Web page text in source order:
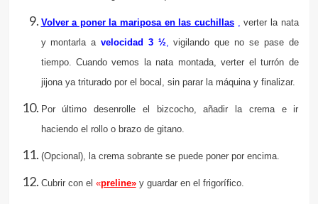
Volver a poner la mariposa en las cuchillas,
verter la nata
y montarla a velocidad 3 ½
vigilando que no se pase de
tiempo. Cuando vemos la nata montada, verter el turrón de
jijona ya triturado por el bocal, sin parar la máquina y finalizar.
Por último desenrolle el bizcocho, añadir la crema e ir
haciendo el rollo o brazo de gitano.
(Opcional), la crema sobrante se puede poner por encima.
Cubrir con el «preline» y guardar en el frigorífico.